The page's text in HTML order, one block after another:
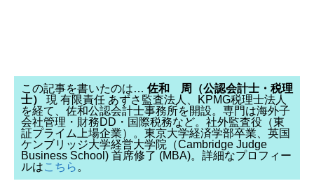
この記事を書いたのは… 佐和 周（公認会計士・税理
士）
現 有限責任 あずさ監査法人、KPMG税理士法人
を経て、佐和公認会計士事務所を開設。専門は海外子
会社管理・財務DD・国際税務など。社外監査役（東
証プライム上場企業）。東京大学経済学部卒業、英国
ケンブリッジ大学経営大学院（Cambridge Judge
Business School) 首席修了 (MBA)。詳細なプロフィー
ルはこちら 。